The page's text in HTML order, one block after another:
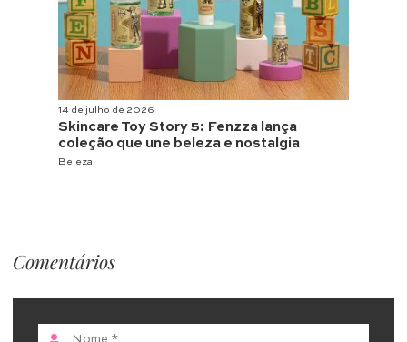
14 de julho de 2026
Skincare Toy Story 5: Fenzza lança
coleção que une beleza e nostalgia
Beleza
Comentários